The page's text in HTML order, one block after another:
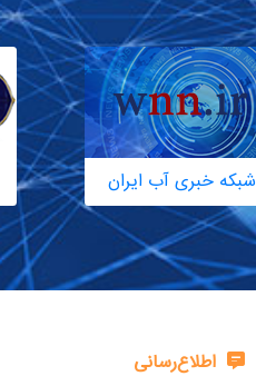
شبکه خبری آب ایران
اطلاع‌رسانی